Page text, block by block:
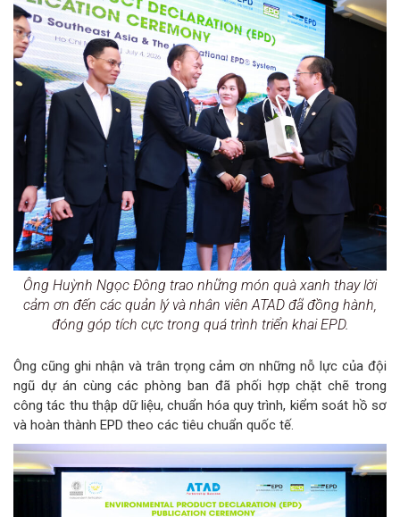
Ông Huỳnh Ngọc Đông trao những món quà xanh thay lời
cảm ơn đến các quản lý và nhân viên ATAD đã đồng hành,
đóng góp tích cực trong quá trình triển khai EPD.
Ông cũng ghi nhận và trân trọng cảm ơn những nỗ lực của đội
ngũ dự án cùng các phòng ban đã phối hợp chặt chẽ trong
công tác thu thập dữ liệu, chuẩn hóa quy trình, kiểm soát hồ sơ
và hoàn thành EPD theo các tiêu chuẩn quốc tế.